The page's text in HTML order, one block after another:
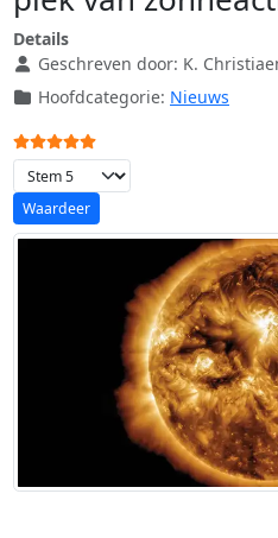
Details
Geschreven door: K.
Hoofdcategorie: Nieuws
Gebruikerswaardering:
Voeg waardering toe